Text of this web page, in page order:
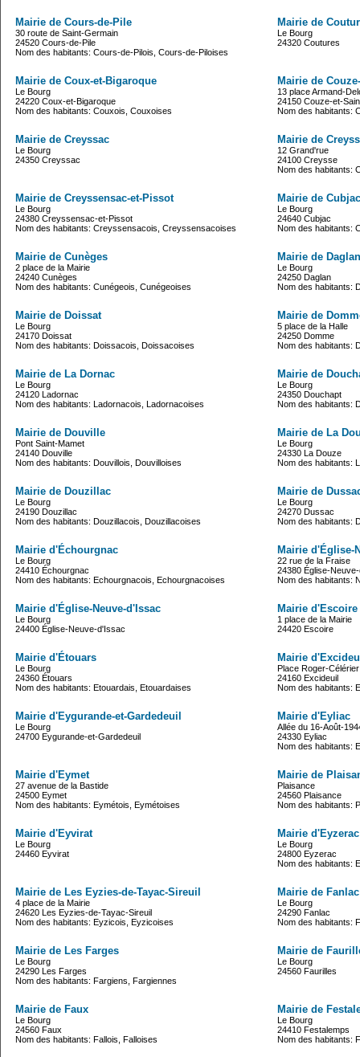
Mairie de Cours-de-Pile
30 route de Saint-Germain
24520 Cours-de-Pile
Nom des habitants: Cours-de-Pilois, Cours-de-Piloises
Mairie de
Le Bourg
24320 Coutures
Mairie de Coux-et-Bigaroque
Le Bourg
24220 Coux-et-Bigaroque
Nom des habitants: Couxois, Couxoises
Mairie de
13 place Armand-
24150 Couze-et-
Nom des habitants:
Mairie de Creyssac
Le Bourg
24350 Creyssac
Mairie de
12 Grand'rue
24100 Creysse
Nom des habitants:
Mairie de Creyssensac-et-Pissot
Le Bourg
24380 Creyssensac-et-Pissot
Nom des habitants: Creyssensacois, Creyssensacoises
Mairie de Cubjac
Le Bourg
24640 Cubjac
Nom des habitants:
Mairie de Cunèges
2 place de la Mairie
24240 Cunèges
Nom des habitants: Cunégeois, Cunégeoises
Mairie de Daglan
Le Bourg
24250 Daglan
Nom des habitants:
Mairie de Doissat
Le Bourg
24170 Doissat
Nom des habitants: Doissacois, Doissacoises
Mairie de
5 place de la Halle
24250 Domme
Nom des habitants:
Mairie de La Dornac
Le Bourg
24120 Ladornac
Nom des habitants: Ladornacois, Ladornacoises
Mairie de
Le Bourg
24350 Douchapt
Nom des habitants:
Mairie de Douville
Pont Saint-Mamet
24140 Douville
Nom des habitants: Douvillois, Douvilloises
Mairie de La
Le Bourg
24330 La Douze
Nom des habitants:
Mairie de Douzillac
Le Bourg
24190 Douzillac
Nom des habitants: Douzillacois, Douzillacoises
Mairie de
Le Bourg
24270 Dussac
Nom des habitants:
Mairie d'Échourgnac
Le Bourg
24410 Échourgnac
Nom des habitants: Echourgnacois, Echourgnacoises
Mairie d'Église-
22 rue de la Fraise
24380 Église-
Nom des habitants:
Mairie d'Église-Neuve-d'Issac
Le Bourg
24400 Église-Neuve-d'Issac
Mairie d'Escoire
1 place de la Mairie
24420 Escoire
Mairie d'Étouars
Le Bourg
24360 Étouars
Nom des habitants: Etouardais, Etouardaises
Mairie
Place Roger-Célérier
24160 Excideuil
Nom des habitants:
Mairie d'Eygurande-et-Gardedeuil
Le Bourg
24700 Eygurande-et-Gardedeuil
Mairie d'Eyliac
Allée du 16-Août-
24330 Eyliac
Nom des habitants:
Mairie d'Eymet
27 avenue de la Bastide
24500 Eymet
Nom des habitants: Eymétois, Eymétoises
Mairie de
Plaisance
24560 Plaisance
Nom des habitants:
Mairie d'Eyvirat
Le Bourg
24460 Eyvirat
Mairie d'Eyzerac
Le Bourg
24800 Eyzerac
Nom des habitants:
Mairie de Les Eyzies-de-Tayac-Sireuil
4 place de la Mairie
24620 Les Eyzies-de-Tayac-Sireuil
Nom des habitants: Eyzicois, Eyzicoises
Mairie de Fanlac
Le Bourg
24290 Fanlac
Nom des habitants:
Mairie de Les Farges
Le Bourg
24290 Les Farges
Nom des habitants: Fargiens, Fargiennes
Mairie de
Le Bourg
24560 Faurilles
Mairie de Faux
Le Bourg
24560 Faux
Nom des habitants: Fallois, Falloises
Mairie de
Le Bourg
24410 Festalemps
Nom des habitants: